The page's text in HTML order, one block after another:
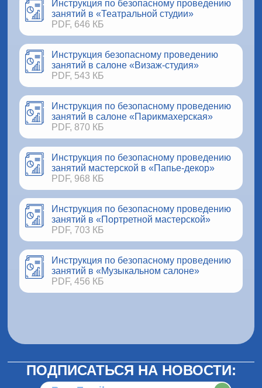
Инструкция по безопасному проведению
занятий в «Театральной студии»
PDF, 646 КБ
Инструкция безопасному проведению
занятий в салоне «Визаж-студия»
PDF, 543 КБ
Инструкция по безопасному проведению
занятий в салоне «Парикмахерская»
PDF, 870 КБ
Инструкция по безопасному проведению
занятий мастерской в «Папье-декор»
PDF, 968 КБ
Инструкция по безопасному проведению
занятий в «Портретной мастерской»
PDF, 703 КБ
Инструкция по безопасному проведению
занятий в «Музыкальном салоне»
PDF, 456 КБ
ПОДПИСАТЬСЯ НА НОВОСТИ: